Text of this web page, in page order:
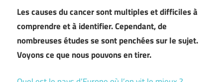
Les causes du cancer sont multiples et difficiles à
comprendre et à identifier. Cependant, de
nombreuses études se sont penchées sur le sujet.
Voyons ce que nous pouvons en tirer.